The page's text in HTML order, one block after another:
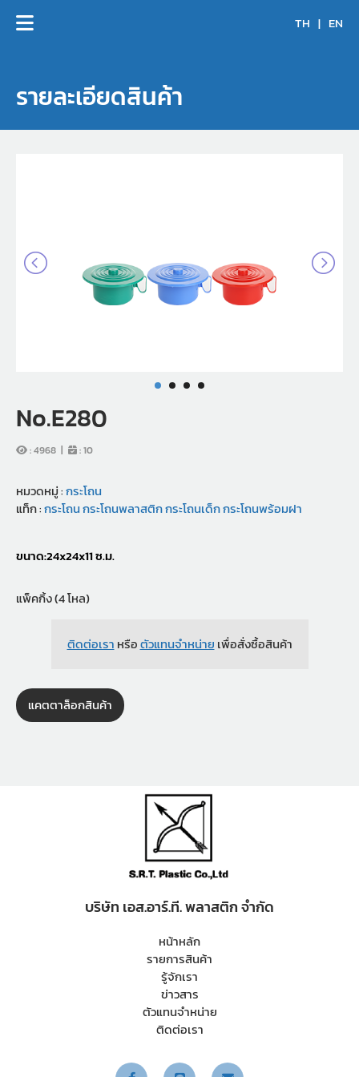
TH | EN
รายละเอียดสินค้า
No.E280
:4968 | :10
หมวดหมู่ :กระโถน
แท็ก :กระโถนกระโถนพลาสติกกระโถนเด็กกระโถนพร้อมฝา
ขนาด:24x24x11 ซ.ม.
แพ็คกิ้ง (4 โหล)
ติดต่อเรา หรือตัวแทนจำหน่าย เพื่อสั่งซื้อสินค้า
แคตตาล็อกสินค้า
บริษัท เอส.อาร์.ที. พลาสติก จำกัด
หน้าหลัก
รายการสินค้า
รู้จักเรา
ข่าวสาร
ตัวแทนจำหน่าย
ติดต่อเรา